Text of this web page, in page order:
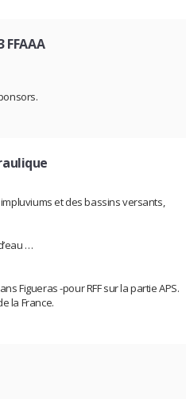
FFAAA
et des bassins versants,
…
Figueras -pour RFF sur la partie APS.
la France.